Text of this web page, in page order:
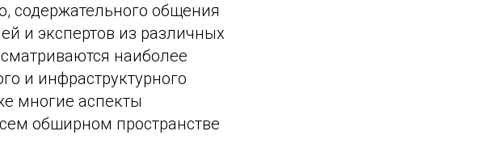
содержательного общения
и экспертов из различных
наиболее
и инфраструктурного
многие аспекты
обширном пространстве